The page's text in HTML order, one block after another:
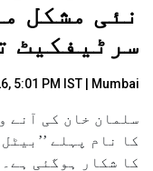
نئی مشکل
سرٹیفکیٹ
5:01 PM IST | Mumbai
سلمان خان کی آنے
کا نام پہلے
کا شکار ہوگئی